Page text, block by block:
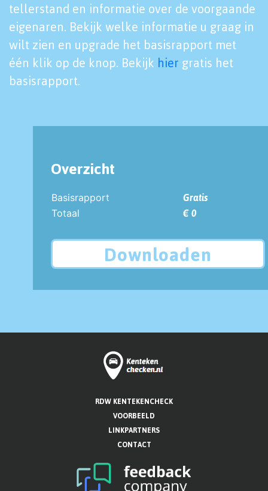
tellerstand en informatie over de voorgaande
eigenaren. Bekijk welke informatie u graag in
wilt zien en upgrade het basisrapport met
één klik op de knop. Bekijk hier gratis het
basisrapport.
Overzicht
Basisrapport
Gratis
Totaal
€ 0
Downloaden
RDW KENTEKENCHECK
VOORBEELD
LINKPARTNERS
CONTACT